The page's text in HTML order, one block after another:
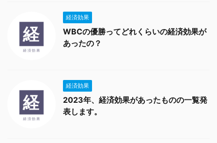
経済効果
WBCの優勝ってどれくらいの経済効果が
あったの？
経済効果
2023年、経済効果があったものの一覧発
表します。